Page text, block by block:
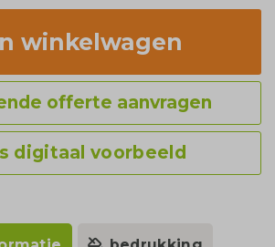
winkelwagen
offerte aanvragen
digitaal voorbeeld